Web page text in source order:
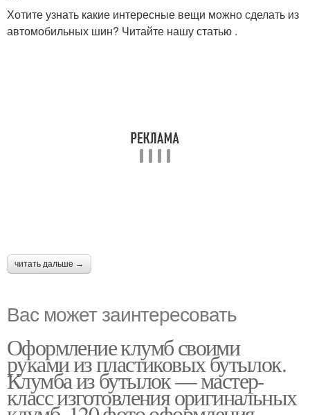
Хотите узнать какие интересные вещи можно сделать из
автомобильных шин? Читайте нашу статью .
читать дальше →
Вас может заинтересовать
Оформление клумб своими
руками из пластиковых бутылок.
Клумба из бутылок — мастер-
класс изготовления оригинальных